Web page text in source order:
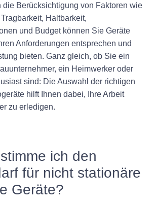
die Berücksichtigung von Faktoren wie
Haltbarkeit,
und Budget können Sie Geräte
Anforderungen entsprechen und
bieten. Ganz gleich, ob Sie ein
ein Heimwerker oder
sind: Die Auswahl der richtigen
hilft Ihnen dabei, Ihre Arbeit
zu erledigen.
ich den
für nicht stationäre
Geräte?